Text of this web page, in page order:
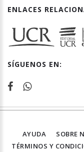
ENLACES
SÍGUENOS EN:
AYUDA SOBRE
TÉRMINOS Y